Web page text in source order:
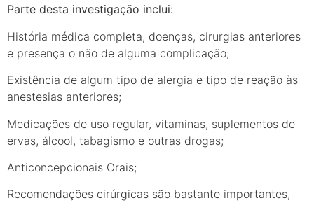
Parte desta investigação inclui:
História médica completa, doenças, cirurgias anteriores
e presença o não de alguma complicação;
Existência de algum tipo de alergia e tipo de reação às
anestesias anteriores;
Medicações de uso regular, vitaminas, suplementos de
ervas, álcool, tabagismo e outras drogas;
Anticoncepcionais Orais;
Recomendações cirúrgicas são bastante importantes,